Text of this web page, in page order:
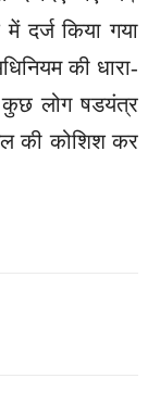
दर्ज किया गया
की धारा-
कुछ लोग षडयंत्र
की कोशिश कर